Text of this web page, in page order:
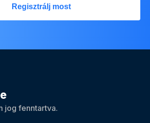
Regisztrálj most
jog fenntartva.